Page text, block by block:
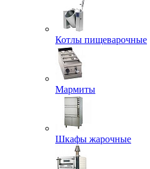
Котлы пищеварочные
Мармиты
Шкафы жарочные